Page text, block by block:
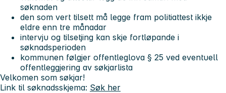
søknaden
den som vert tilsett må legge fram politiattest ikkje
eldre enn tre månadar
intervju og tilsetjing kan skje fortløpande i
søknadsperioden
kommunen følgjer offentleglova § 25 ved eventuell
offentleggjering av søkjarlista
Velkomen som søkjar!
Link til søknadsskjema: Søk her